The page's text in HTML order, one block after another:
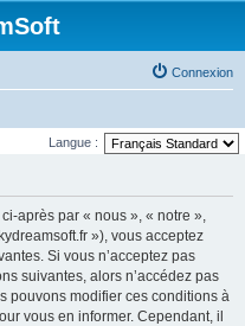
Connexion
Langue :
après par « nous », « notre »,
»), vous acceptez
Si vous n’acceptez pas
suivantes, alors n’accédez pas
pouvons modifier ces conditions à
vous en informer. Cependant, il